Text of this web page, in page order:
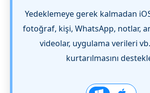
Yedeklemeye gerek kalmadan
fotoğraf, kişi, WhatsApp, notlar,
videolar, uygulama verileri
kurtarılmasını